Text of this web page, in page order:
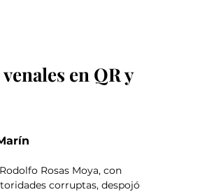
en QR y
Rosas Moya, con
corruptas, despojó